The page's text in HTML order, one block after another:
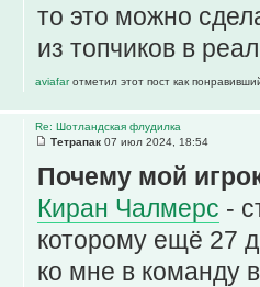
то это можно
из топчиков в
aviafarотметил этот пост как
Re: Шотландская флудилка
Тетрапак 07 июл 2024, 18:54
Почему мой
Киран Чалмерс -
которому ещё 27
ко мне в команду